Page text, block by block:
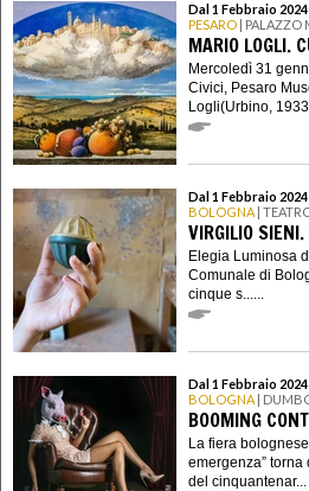
Dal 1 Febbraio
PESARO | PALAZZO
MARIO LOGLI.
Mercoledì 31
Civici, Pesaro
Logli(Urbino, 1933
Dal 1 Febbraio
BOLOGNA |
VIRGILIO
Elegia Luminosa
Comunale di
cinque s......
Dal 1 Febbraio
BOLOGNA |
BOOMING
La fiera
emergenza”
del cinquantenar...